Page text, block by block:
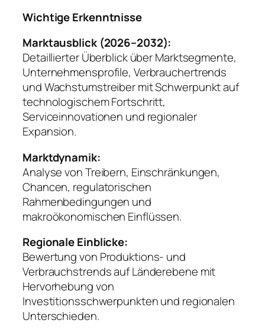
Wichtige Erkenntnisse
Marktausblick (2026–2032):
Detaillierter Überblick über Marktsegmente,
Unternehmensprofile, Verbrauchertrends
und Wachstumstreiber mit Schwerpunkt auf
technologischem Fortschritt,
Serviceinnovationen und regionaler
Expansion.
Marktdynamik:
Analyse von Treibern, Einschränkungen,
Chancen, regulatorischen
Rahmenbedingungen und
makroökonomischen Einflüssen.
Regionale Einblicke:
Bewertung von Produktions- und
Verbrauchstrends auf Länderebene mit
Hervorhebung von
Investitionsschwerpunkten und regionalen
Unterschieden.